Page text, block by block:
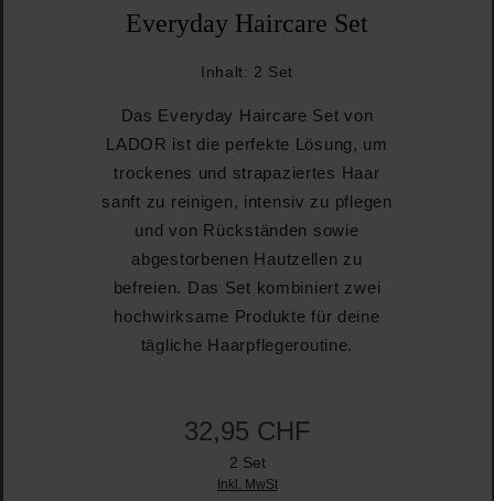
Everyday Haircare Set
Inhalt: 2 Set
Das Everyday Haircare Set von
LADOR ist die perfekte Lösung, um
trockenes und strapaziertes Haar
sanft zu reinigen, intensiv zu pflegen
und von Rückständen sowie
abgestorbenen Hautzellen zu
befreien. Das Set kombiniert zwei
hochwirksame Produkte für deine
tägliche Haarpflegeroutine.
32,95 CHF
2 Set
Inkl. MwSt